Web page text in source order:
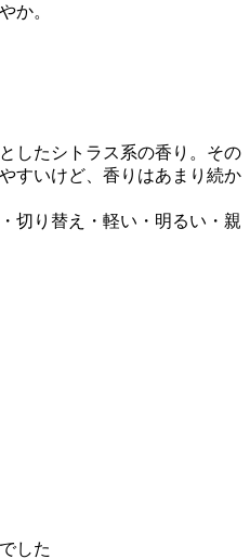
か。
したシトラス系の香り。その
すいけど、香りはあまり続か
切り替え・軽い・明るい・親
した